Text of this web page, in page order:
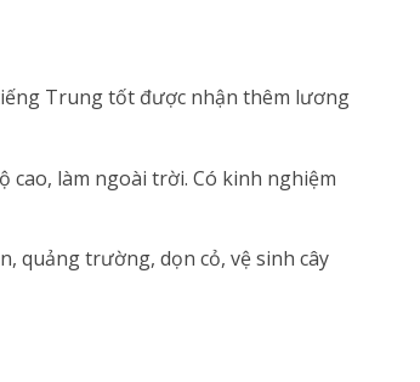
Trung tốt được nhận thêm lương
cao, làm ngoài trời. Có kinh nghiệm
quảng trường, dọn cỏ, vệ sinh cây